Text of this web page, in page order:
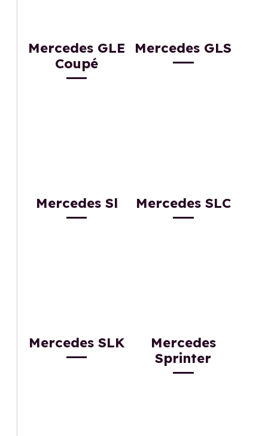
Mercedes GLE
Coupé
Mercedes GLS
Mercedes Sl Mercedes SLC
Mercedes SLK
Mercedes
Sprinter